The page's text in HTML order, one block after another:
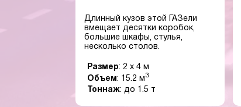
Длинный кузов этой ГАЗели
вмещает десятки коробок,
большие шкафы, стулья,
несколько столов.
Размер: 2 x 4 м
Объем: 15.2 м 3
Тоннаж: до 1.5 т